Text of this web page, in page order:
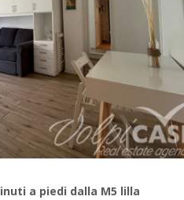
a piedi dalla M5 lilla